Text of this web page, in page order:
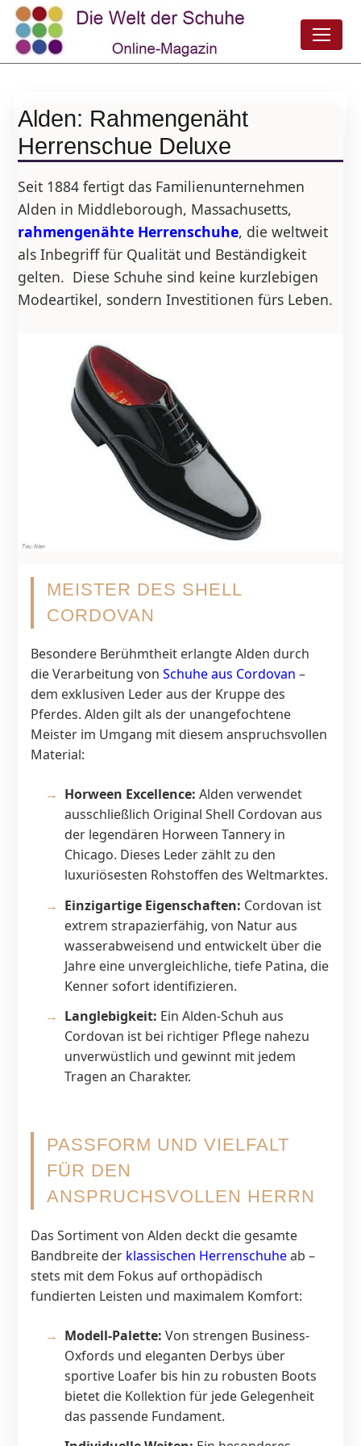
Alden: Rahmengenäht
Herrenschue Deluxe
Seit 1884 fertigt das Familienunternehmen
Alden in Middleborough, Massachusetts,
rahmengenähte Herrenschuhe, die weltweit
als Inbegriff für Qualität und Beständigkeit
gelten. Diese Schuhe sind keine kurzlebigen
Modeartikel, sondern Investitionen fürs Leben.
MEISTER DES SHELL
CORDOVAN
Besondere Berühmtheit erlangte Alden durch
die Verarbeitung von Schuhe aus Cordovan –
dem exklusiven Leder aus der Kruppe des
Pferdes. Alden gilt als der unangefochtene
Meister im Umgang mit diesem anspruchsvollen
Material:
Horween Excellence: Alden verwendet
ausschließlich Original Shell Cordovan aus
der legendären Horween Tannery in
Chicago. Dieses Leder zählt zu den
luxuriösesten Rohstoffen des Weltmarktes.
Einzigartige Eigenschaften: Cordovan ist
extrem strapazierfähig, von Natur aus
wasserabweisend und entwickelt über die
Jahre eine unvergleichliche, tiefe Patina, die
Kenner sofort identifizieren.
Langlebigkeit: Ein Alden-Schuh aus
Cordovan ist bei richtiger Pflege nahezu
unverwüstlich und gewinnt mit jedem
Tragen an Charakter.
PASSFORM UND VIELFALT
FÜR DEN
ANSPRUCHSVOLLEN HERRN
Das Sortiment von Alden deckt die gesamte
Bandbreite derklassischen Herrenschuheab –
stets mit dem Fokus auf orthopädisch
fundierten Leisten und maximalem Komfort:
Modell-Palette: Von strengen Business-
Oxfords und eleganten Derbys über
sportive Loafer bis hin zu robusten Boots
bietet die Kollektion für jede Gelegenheit
das passende Fundament.